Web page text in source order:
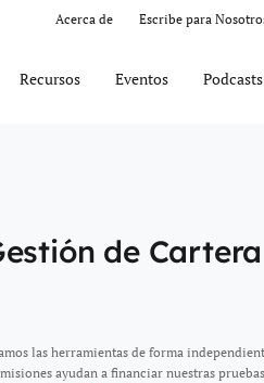
Acerca de Escribe para
Recursos Eventos Podcasts
de
las herramientas de forma
ayudan a financiar nuestras